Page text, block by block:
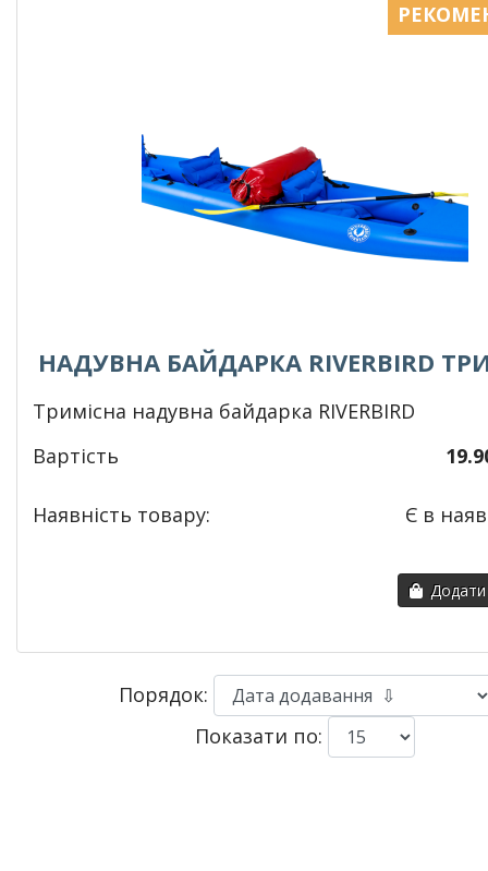
НАДУВНА БАЙДАРКА RIVERBIRD
Тримісна надувна байдарка RIVERBIRD
Вартість
Наявність товару: Є в
Порядок:
Показати по: